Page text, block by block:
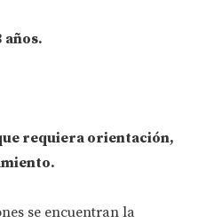
años.
requiera orientación,
se encuentran la